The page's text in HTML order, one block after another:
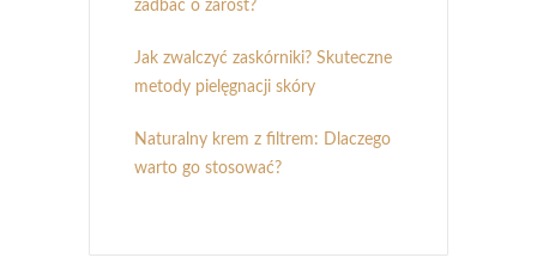
zadbać o zarost?
Jak zwalczyć zaskórniki? Skuteczne
metody pielęgnacji skóry
Naturalny krem z filtrem: Dlaczego
warto go stosować?